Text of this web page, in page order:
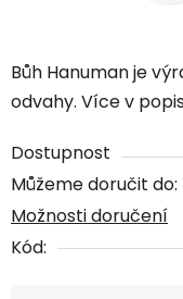
Bůh Hanuman je
odvahy. Více v
Dostupnost
Můžeme doručit do:
Možnosti doručení
Kód: